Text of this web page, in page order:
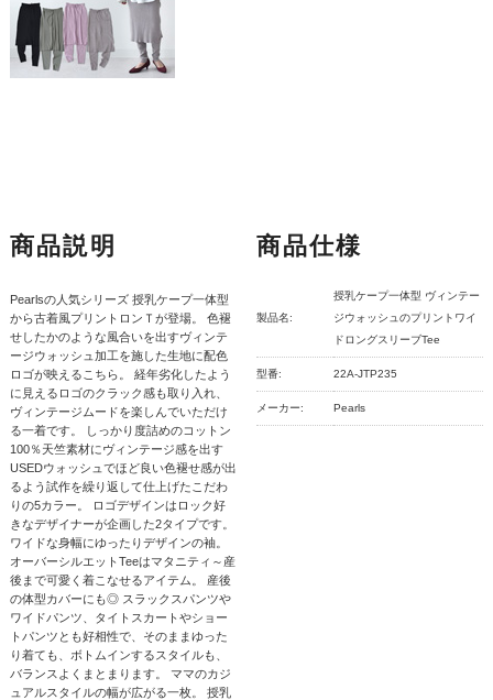
商品説明
Pearlsの人気シリーズ 授乳ケープ一体型
から古着風プリントロンＴが登場。 色褪
せしたかのような風合いを出すヴィンテ
ージウォッシュ加工を施した生地に配色
ロゴが映えるこちら。 経年劣化したよう
に見えるロゴのクラック感も取り入れ、
ヴィンテージムードを楽しんでいただけ
る一着です。 しっかり度詰めのコットン
100％天竺素材にヴィンテージ感を出す
USEDウォッシュでほど良い色褪せ感が出
るよう試作を繰り返して仕上げたこだわ
りの5カラー。 ロゴデザインはロック好
きなデザイナーが企画した2タイプです。
ワイドな身幅にゆったりデザインの袖。
オーバーシルエットTeeはマタニティ～産
後まで可愛く着こなせるアイテム。 産後
の体型カバーにも◎ スラックスパンツや
ワイドパンツ、タイトスカートやショー
トパンツとも好相性で、そのままゆった
り着ても、ボトムインするスタイルも、
バランスよくまとまります。 ママのカジ
ュアルスタイルの幅が広がる一枚。 授乳
商品仕様
製品名:
授乳ケープ一体型 ヴィンテー
ジウォッシュのプリントワイ
ドロングスリーブTee
型番: 22A-JTP235
メーカー: Pearls